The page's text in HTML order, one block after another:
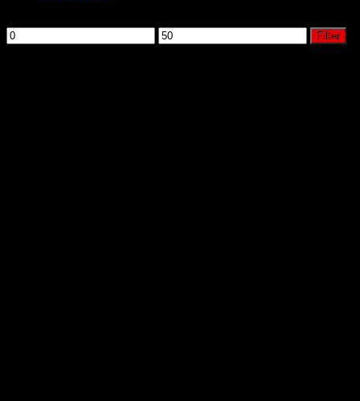
Filter